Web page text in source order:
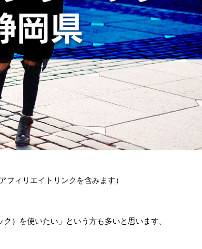
フィリエイトリンクを含みます）
）を使いたい」という方も多いと思います。